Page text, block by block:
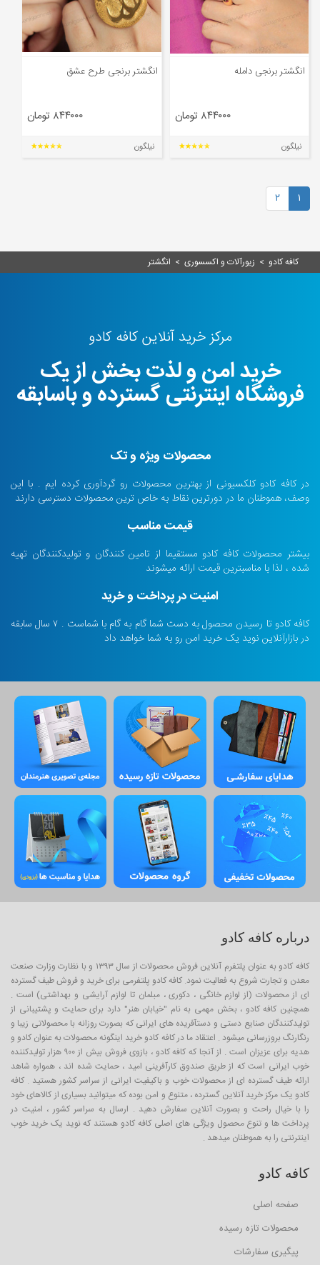
انگشتر برنجی دامله
۸۴۴۰۰۰ تومان
نیلگون
انگشتر برنجی طرح عشق
۸۴۴۰۰۰ تومان
نیلگون
۱ ۲
کافه کادو > زیورآلات و اکسسوری > انگشتر
مرکز خرید آنلاین کافه کادو
خرید امن و لذت بخش از یک
فروشگاه اینترنتی گسترده و باسابقه
محصولات ویژه و تک
در کافه کادو کلکسیونی از بهترین محصولات رو گردآوری کرده ایم . با این
وصف، هموطنان ما در دورترین نقاط به خاص ترین محصولات دسترسی دارند
قیمت مناسب
بیشتر محصولات کافه کادو مستقیما از تامین کنندگان و تولیدکنندگان تهیه
شده ، لذا با مناسبترین قیمت ارائه میشوند
امنیت در پرداخت و خرید
کافه کادو تا رسیدن محصول به دست شما گام به گام با شماست . ۷ سال سابقه
در بازارآنلاین نوید یک خرید امن رو به شما خواهد داد
درباره کافه کادو
کافه کادو به عنوان پلتفرم آنلاین فروش محصولات از سال ۱۳۹۳ و با نظارت وزارت صنعت
معدن و تجارت شروع به فعالیت نمود. کافه کادو پلتفرمی برای خرید و فروش طیف گسترده
ای از محصولات (از لوازم خانگی ، دکوری ، مبلمان تا لوازم آرایشی و بهداشتی) است .
همچنین کافه کادو ، بخش مهمی به نام "خیابان هنر" دارد برای حمایت و پشتیبانی از
تولیدکنندگان صنایع دستی و دستآفریده های ایرانی که بصورت روزانه با محصولاتی زیبا و
رنگارنگ بروزرسانی میشود . اعتقاد ما در کافه کادو خرید اینگونه محصولات به عنوان کادو و
هدیه برای عزیزان است . از آنجا که کافه کادو ، بازوی فروش بیش از ۹۰۰ هزار تولیدکننده
خوب ایرانی است که از طریق صندوق کارآفرینی امید ، حمایت شده اند ، همواره شاهد
ارائه طیف گسترده ای از محصولات خوب و باکیفیت ایرانی از سراسر کشور هستید . کافه
کادو یک مرکز خرید آنلاین گسترده ، متنوع و امن بوده که میتوانید بسیاری از کالاهای خود
را با خیال راحت و بصورت آنلاین سفارش دهید . ارسال به سراسر کشور ، امنیت در
پرداخت ها و تنوع محصول ویژگی های اصلی کافه کادو هستند که نوید یک خرید خوب
اینترنتی را به هموطنان میدهد .
کافه کادو
صفحه اصلی
محصولات تازه رسیده
پیگیری سفارشات